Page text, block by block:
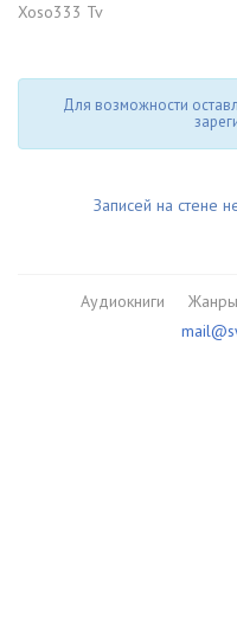
Xoso333 Tv
Для возможности
Записей на стене
Аудиокниги Жанры